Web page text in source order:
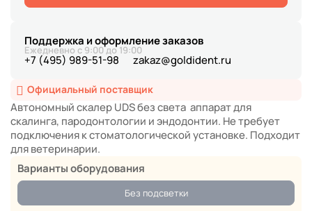
Официальный поставщик
Автономный скалер UDS без света аппарат для
скалинга, пародонтологии и эндодонтии. Не требует
подключения к стоматологической установке. Подходит
для ветеринарии.
Варианты оборудования
Без подсветки
Поддержка и оформление заказов
Ежедневно с 9:00 до 19:00
+7 (495) 989-51-98 zakaz@goldident.ru